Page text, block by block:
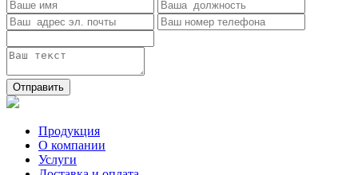
Отправить
Продукция
О компании
Услуги